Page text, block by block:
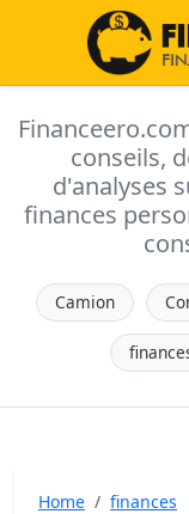
conseils,
d'analyses
finances
Camion
Home finances